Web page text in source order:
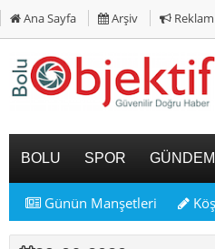
Ana Sayfa Arşiv Reklam
BOLU SPOR GÜNDEM
Günün Manşetleri